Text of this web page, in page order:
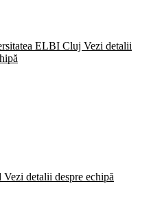
ELBI Cluj Vezi detalii
Vezi detalii despre echipă